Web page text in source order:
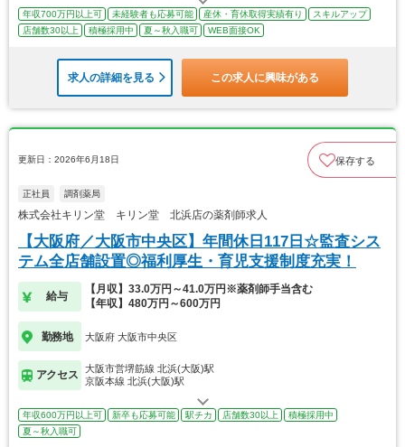
年収700万円以上可 未経験者も応募可能 産休・育休取得実績有り
スキルアップ
店舗数30以上
積極採用中 夏～秋入職可 WEB面接OK
求人の詳細を見る この求人に興味がある
更新日：2026年6月18日 保存する
正社員 調剤薬局
株式会社キリン堂 キリン堂 北浜店の薬剤師求人
【大阪府／大阪市中央区】年間休日117日☆監査シス
テム全店舗設置◎福利厚生・育児支援制度充実！
給与
【月収】33.0万円～41.0万円※薬剤師手当含む
【年収】480万円～600万円
勤務地 大阪府 大阪市中央区
アクセス
大阪市営堺筋線 北浜(大阪)駅
京阪本線 北浜(大阪)駅
年収600万円以上可 新卒も応募可能 駅チカ 店舗数30以上
積極採用中
夏～秋入職可